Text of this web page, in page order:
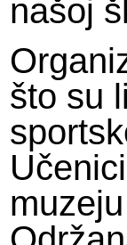
našoj
što su